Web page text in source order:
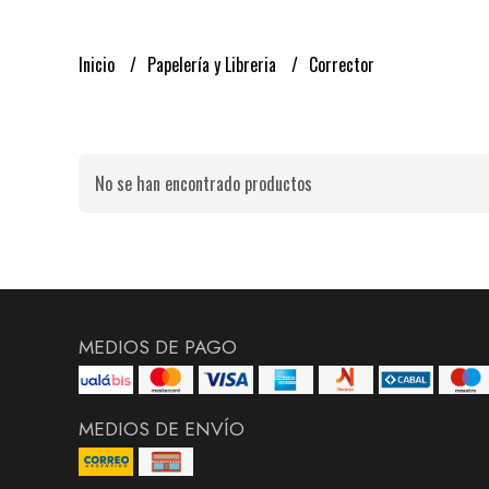
Inicio Papelería y Libreria Corrector
No se han encontrado productos
MEDIOS DE PAGO
MEDIOS DE ENVÍO